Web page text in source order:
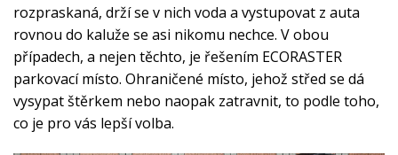
rozpraskaná, drží se v nich voda a vystupovat z auta
rovnou do kaluže se asi nikomu nechce. V obou
případech, a nejen těchto, je řešením ECORASTER
parkovací místo. Ohraničené místo, jehož střed se dá
vysypat štěrkem nebo naopak zatravnit, to podle toho,
co je pro vás lepší volba.